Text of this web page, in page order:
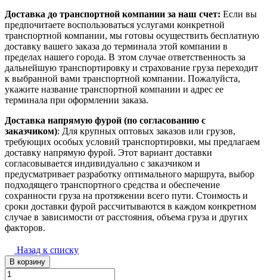
Доставка до транспортной компании за наш счет: Если вы
предпочитаете воспользоваться услугами конкретной
транспортной компании, мы готовы осуществить бесплатную
доставку вашего заказа до терминала этой компании в
пределах нашего города. В этом случае ответственность за
дальнейшую транспортировку и страхование груза переходит
к выбранной вами транспортной компании. Пожалуйста,
укажите название транспортной компании и адрес ее
терминала при оформлении заказа.
Доставка напрямую фурой (по согласованию с
заказчиком): Для крупных оптовых заказов или грузов,
требующих особых условий транспортировки, мы предлагаем
доставку напрямую фурой. Этот вариант доставки
согласовывается индивидуально с заказчиком и
предусматривает разработку оптимального маршрута, выбор
подходящего транспортного средства и обеспечение
сохранности груза на протяжении всего пути. Стоимость и
сроки доставки фурой рассчитываются в каждом конкретном
случае в зависимости от расстояния, объема груза и других
факторов.
Назад к списку
В корзину